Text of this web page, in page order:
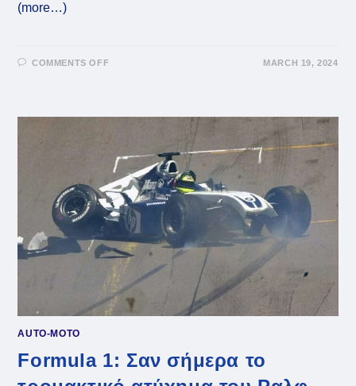
(more…)
COMMENTS OFF
ΑΓΏΝΕΣ
ΑΥΤΟΚΙΝΉΤΟΥ
MARCH 19, 2024
AUTO-MOTO
Formula 1: Σαν σήμερα το